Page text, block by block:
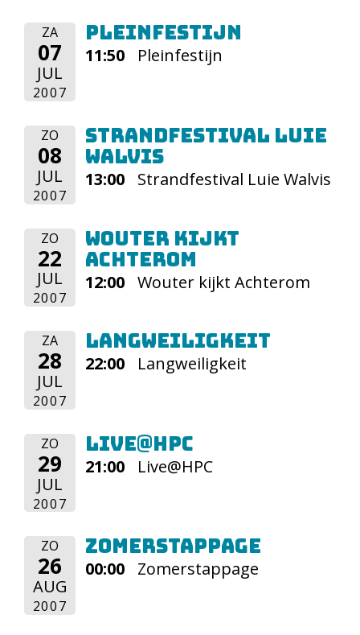
ZA
07
JUL
2007
Pleinfestijn
11:50 Pleinfestijn
ZO
08
JUL
2007
Strandfestival Luie
Walvis
13:00 Strandfestival Luie Walvis
ZO
22
JUL
2007
Wouter kijkt
Achterom
12:00 Wouter kijkt Achterom
ZA
28
JUL
2007
Langweiligkeit
22:00 Langweiligkeit
ZO
29
JUL
2007
Live@HPC
21:00 Live@HPC
ZO
26
AUG
2007
Zomerstappage
00:00 Zomerstappage